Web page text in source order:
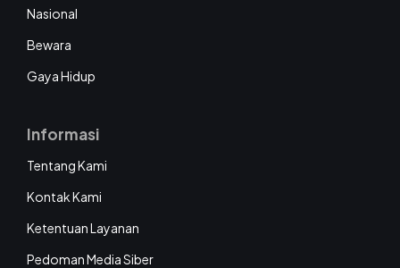
Nasional
Bewara
Gaya Hidup
Informasi
Tentang Kami
Kontak Kami
Ketentuan Layanan
Pedoman Media Siber